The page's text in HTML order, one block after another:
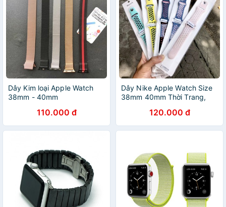
Dây Kim loại Apple Watch
38mm - 40mm
110.000 đ
Dây Nike Apple Watch Size
38mm 40mm Thời Trang,
120.000 đ